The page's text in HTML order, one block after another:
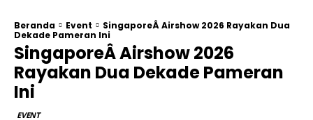
Beranda Event
SingaporeÂ Airshow 2026 Rayakan Dua
Dekade Pameran Ini
SingaporeÂ Airshow 2026
Rayakan Dua Dekade Pameran
Ini
EVENT